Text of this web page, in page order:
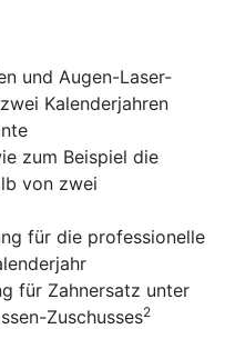
und Augen-Laser-
Kalenderjahren
zum Beispiel die
von zwei
für die professionelle
für Zahnersatz unter
Zuschusses2